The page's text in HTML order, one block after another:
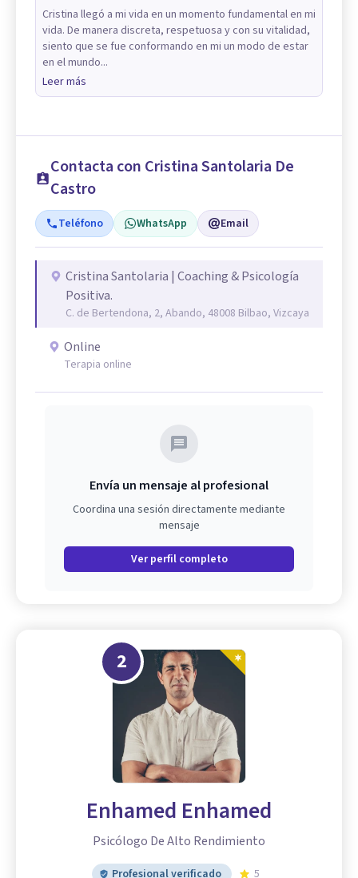
Cristina llegó a mi vida en un momento fundamental en mi
vida. De manera discreta, respetuosa y con su vitalidad,
siento que se fue conformando en mi un modo de estar
en el mundo...
Leer más
Contacta con Cristina Santolaria De
Castro
Teléfono WhatsApp Email
Cristina Santolaria | Coaching & Psicología
Positiva.
C. de Bertendona, 2, Abando, 48008 Bilbao, Vizcaya
Online
Terapia online
Envía un mensaje al profesional
Coordina una sesión directamente mediante
mensaje
Ver perfil completo
2
Enhamed Enhamed
Psicólogo De Alto Rendimiento
Profesional verificado
5